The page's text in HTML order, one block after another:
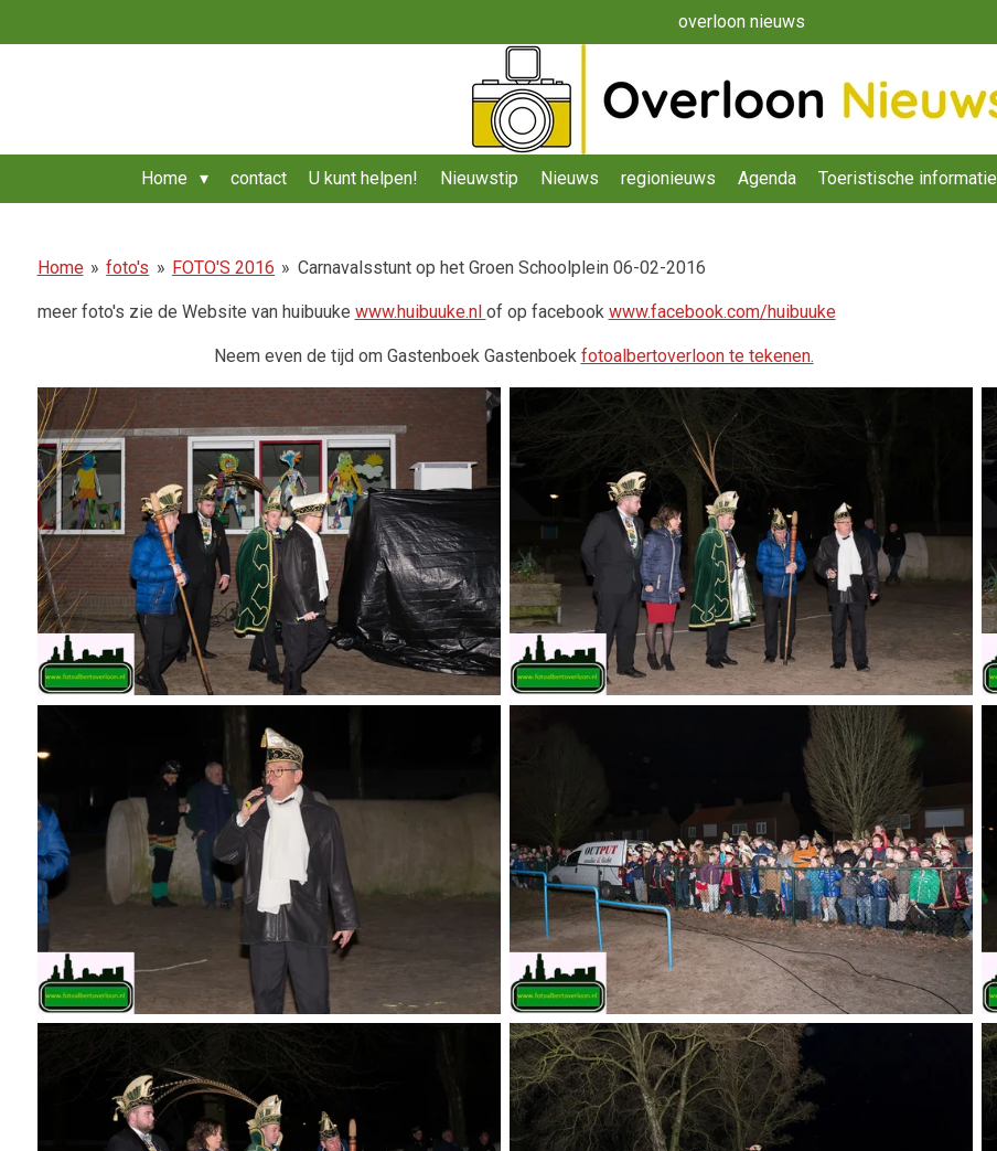
direct
overloon nieuws
Home contact U kunt helpen! Nieuwstip Nieuws regionieuws Agenda Toeristische informatie
Home » foto's » FOTO'S 2016 » Carnavalsstunt op het Groen Schoolplein 06-02-2016
meer foto's zie de Website van huibuuke www.huibuuke.nl of op facebook www.facebook.com/huibuuke
Neem even de tijd om Gastenboek Gastenboek fotoalbertoverloon te tekenen.